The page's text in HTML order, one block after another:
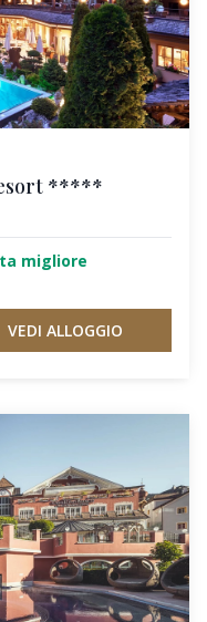
*****
migliore
VEDI ALLOGGIO